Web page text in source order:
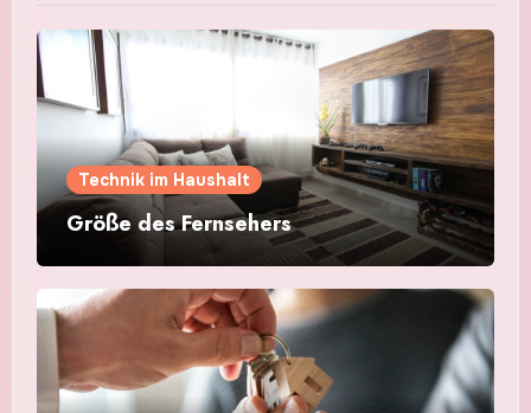
Technik im Haushalt
Größe des Fernsehers